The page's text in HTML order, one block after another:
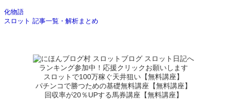
化物語
スロット 記事一覧・解析まとめ
ランキング参加中！応援クリックお願いします
スロットで100万稼ぐ天井狙い【無料講座】
パチンコで勝つための基礎無料講座【無料講座】
回収率が20％UPする馬券講座【無料講座】